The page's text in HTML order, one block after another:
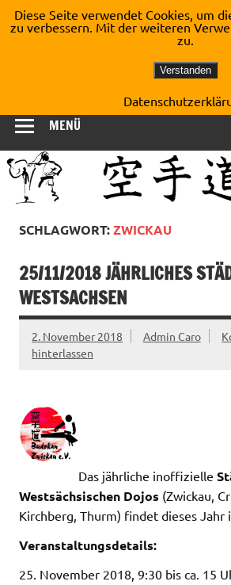
Inhalt
springen
Shotokan
Kirchberg
MENÜ
SCHLAGWORT:ZWICKAU
25/11/2018 JÄHRLICHES
WESTSACHSEN
2. November 2018 Admin Caro
hinterlassen
Das jährliche inoffizielle
Westsächsischen Dojos (Zwickau,
Kirchberg, Thurm) findet dieses Jahr
Veranstaltungsdetails:
25. November 2018, 9:30 bis ca. 15
Diese Seite verwendet Cookies, um
zu verbessern. Mit der weiteren
zu.
Verstanden